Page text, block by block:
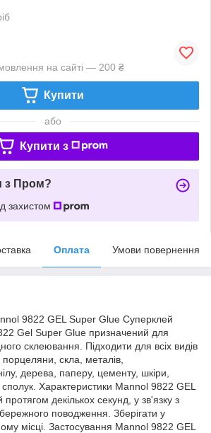
на сайті — 200 ₴
Купити
або
Купити з
з Пром?
захистом
Оплата Умови повернення
9822 GEL Super Glue Суперклей
Gel Super Glue призначений для
склеювання. Підходити для всіх видів
скла, металів,
дерева, паперу, цементу, шкіри,
Характеристики Mannol 9822 GEL
декількох секунд, у зв'язку з
поводження. Зберігати у
місці. Застосування Mannol 9822 GEL